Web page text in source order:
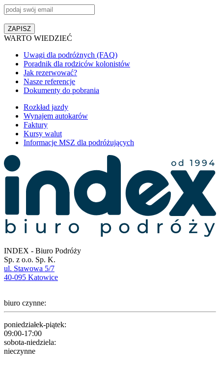
WARTO WIEDZIEĆ
Uwagi dla podróżnych (FAQ)
Poradnik dla rodziców kolonistów
Jak rezerwować?
Nasze referencje
Dokumenty do pobrania
Rozkład jazdy
Wynajem autokarów
Faktury
Kursy walut
Informacje MSZ dla podróżujących
INDEX - Biuro Podróży
Sp. z o.o. Sp. K.
ul. Stawowa 5/7
40-095 Katowice
biuro czynne:
poniedziałek-piątek:
09:00-17:00
sobota-niedziela:
nieczynne